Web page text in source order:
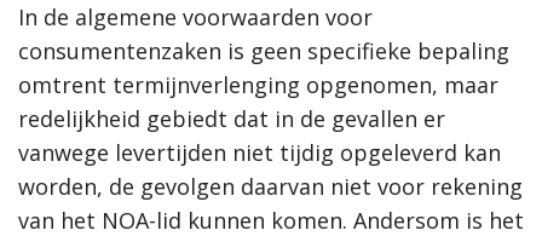
In de algemene voorwaarden voor
consumentenzaken is geen specifieke bepaling
omtrent termijnverlenging opgenomen, maar
redelijkheid gebiedt dat in de gevallen er
vanwege levertijden niet tijdig opgeleverd kan
worden, de gevolgen daarvan niet voor rekening
van het NOA-lid kunnen komen. Andersom is het